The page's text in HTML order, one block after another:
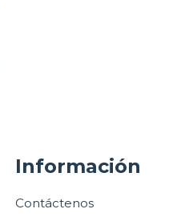
Información
Contáctenos